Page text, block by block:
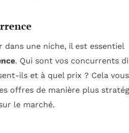
dans une niche, il est essentiel
. Qui sont vos concurrents
ils et à quel prix ? Cela
offres de manière plus
le marché.